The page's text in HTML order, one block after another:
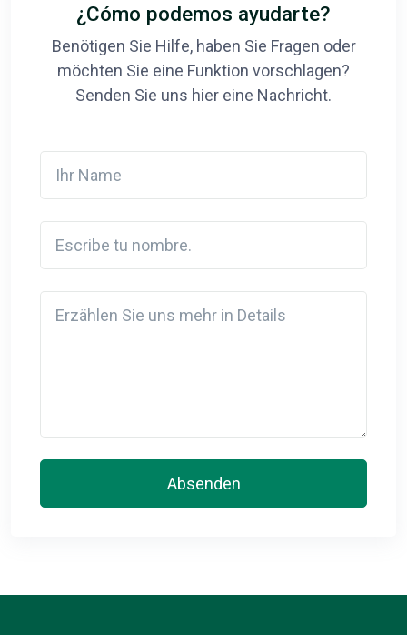
¿Cómo podemos ayudarte?
Benötigen Sie Hilfe, haben Sie Fragen oder
möchten Sie eine Funktion vorschlagen?
Senden Sie uns hier eine Nachricht.
Absenden